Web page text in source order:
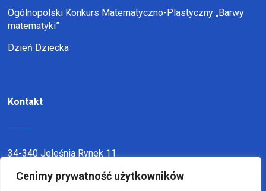
Cenimy prywatność użytkowników
Ogólnopolski Konkurs Matematyczno-Plastyczny „Barwy
matematyki”
Dzień Dziecka
Kontakt
34-340 Jeleśnia Rynek 11
telefon:338636116